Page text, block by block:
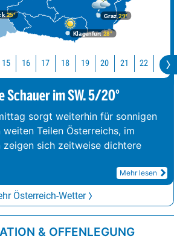
Graz29°
25°
Klagenfurt 28°
15 16 17 18 19 20 21 22 23
Schauer im SW. 5/20°
sorgt weiterhin für sonnigen
Teilen Österreichs, im
zeigen sich zeitweise dichtere
Mehr lesen
Österreich-Wetter
& OFFENLEGUNG